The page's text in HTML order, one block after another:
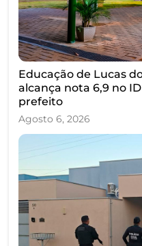
Educação de Lucas
alcança nota 6,9 no
prefeito
Agosto 6, 2026